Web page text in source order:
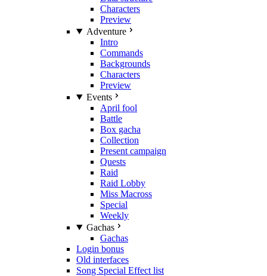
Characters
Preview
Adventure
Intro
Commands
Backgrounds
Characters
Preview
Events
April fool
Battle
Box gacha
Collection
Present campaign
Quests
Raid
Raid Lobby
Miss Macross
Special
Weekly
Gachas
Gachas
Login bonus
Old interfaces
Song Special Effect list